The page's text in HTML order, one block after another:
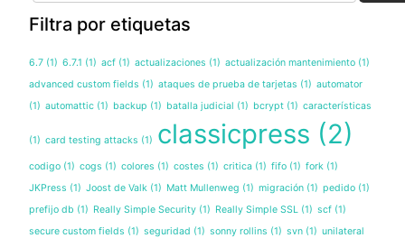
Filtra por etiquetas
6.7 (1) 6.7.1 (1) acf (1) actualizaciones (1) actualización mantenimiento (1)
advanced custom fields (1) ataques de prueba de tarjetas (1) automator
(1) automattic (1) backup (1) batalla judicial (1) bcrypt (1) características
(1) card testing attacks (1) classicpress (2)
codigo (1) cogs (1) colores (1) costes (1) critica (1) fifo (1) fork (1)
JKPress (1) Joost de Valk (1) Matt Mullenweg (1) migración (1) pedido (1)
prefijo db (1) Really Simple Security (1) Really Simple SSL (1) scf (1)
secure custom fields (1) seguridad (1) sonny rollins (1) svn (1) unilateral